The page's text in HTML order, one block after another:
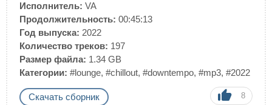
Исполнитель: VA
Продолжительность: 00:45:13
Год выпуска: 2022
Количество треков: 197
Размер файла: 1.34 GB
Категории: #lounge, #chillout, #downtempo, #mp3, #2022
Скачать сборник 8